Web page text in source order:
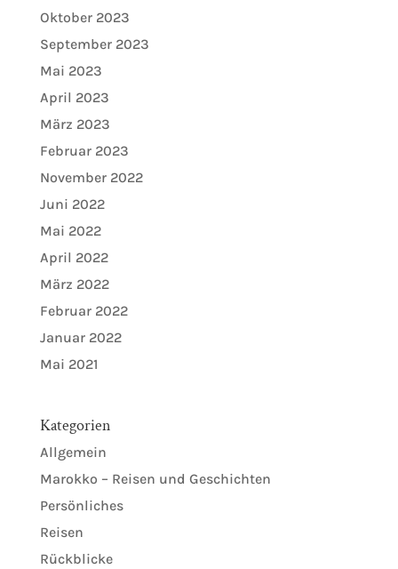
Oktober 2023
September 2023
Mai 2023
April 2023
März 2023
Februar 2023
November 2022
Juni 2022
Mai 2022
April 2022
März 2022
Februar 2022
Januar 2022
Mai 2021
Kategorien
Allgemein
Marokko – Reisen und Geschichten
Persönliches
Reisen
Rückblicke